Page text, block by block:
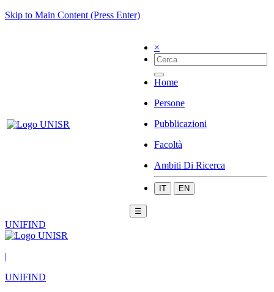
Skip to Main Content (Press Enter)
×
Home
Persone
Pubblicazioni
Facoltà
Ambiti Di Ricerca
IT EN
☰
UNIFIND
|
UNIFIND